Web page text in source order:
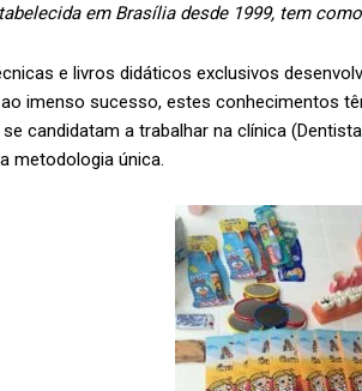
em Brasília desde 1999, tem
e livros didáticos exclusivos
imenso sucesso, estes conhecimentos
candidatam a trabalhar na clínica
metodologia única.